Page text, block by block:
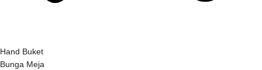
Hand Buket
Bunga Meja